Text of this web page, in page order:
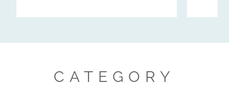
CATEGORY